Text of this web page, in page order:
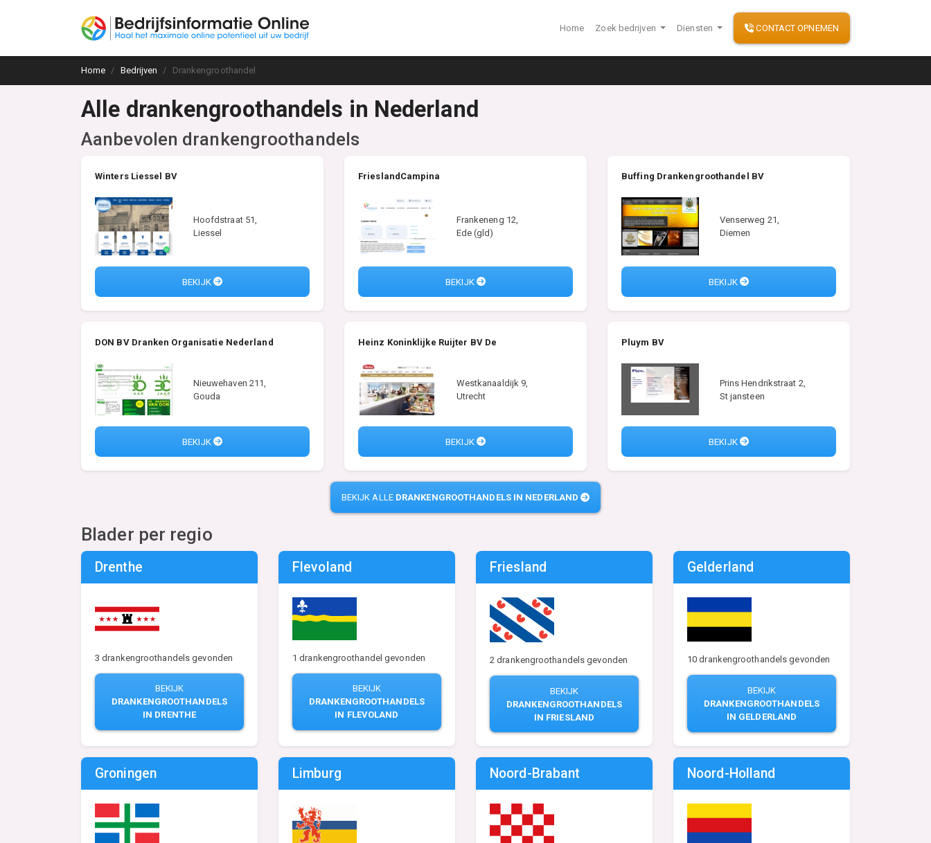
Home Zoek bedrijven Diensten CONTACT OPNEMEN
Home Bedrijven Drankengroothandel
Alle drankengroothandels in Nederland
Aanbevolen drankengroothandels
Winters Liessel BV
Hoofdstraat 51,
Liessel
BEKIJK
FrieslandCampina
Frankeneng 12,
Ede (gld)
BEKIJK
Buffing Drankengroothandel BV
Venserweg 21,
Diemen
BEKIJK
DON BV Dranken Organisatie Nederland
Nieuwehaven 211,
Gouda
BEKIJK
Heinz Koninklijke Ruijter BV De
Westkanaaldijk 9,
Utrecht
BEKIJK
Pluym BV
Prins Hendrikstraat 2,
St jansteen
BEKIJK
BEKIJK ALLE DRANKENGROOTHANDELS IN NEDERLAND
Blader per regio
Drenthe
3 drankengroothandels gevonden
BEKIJK
DRANKENGROOTHANDELS
IN DRENTHE
Flevoland
1 drankengroothandel gevonden
BEKIJK
DRANKENGROOTHANDELS
IN FLEVOLAND
Friesland
2 drankengroothandels gevonden
BEKIJK
DRANKENGROOTHANDELS
IN FRIESLAND
Gelderland
10 drankengroothandels gevonden
BEKIJK
DRANKENGROOTHANDELS
IN GELDERLAND
Groningen Limburg Noord-Brabant Noord-Holland